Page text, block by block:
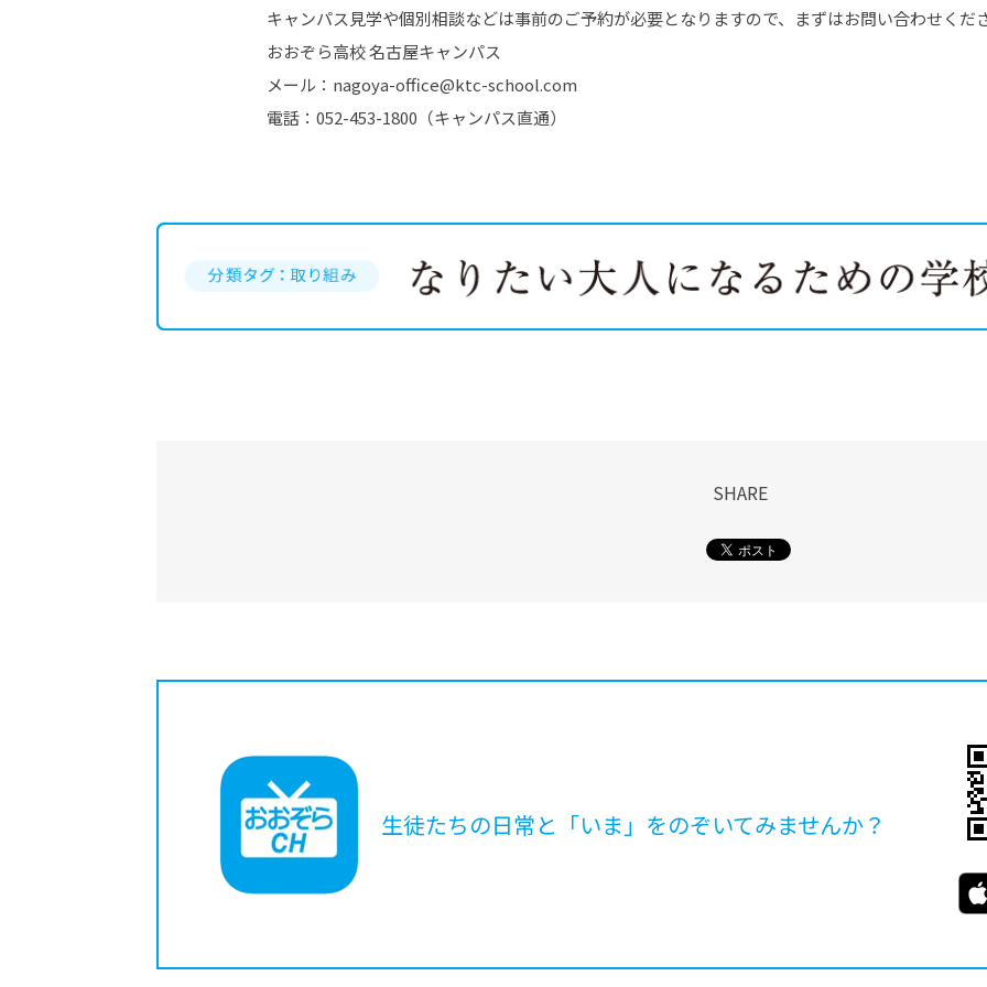
キャンパス見学や個別相談などは事前のご予約が必要となりますので、まずはお問い合わせくだ
おおぞら高校 名古屋キャンパス
メール：nagoya-office@ktc-school.com
電話：052-453-1800（キャンパス直通）
SHARE
生徒たちの日常と「いま」をのぞいてみませんか？